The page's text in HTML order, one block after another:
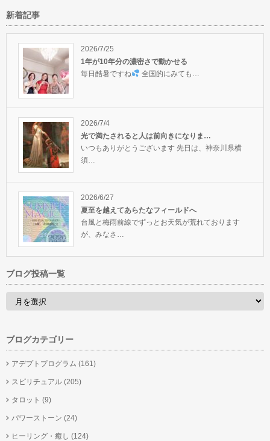
でした！
直伝レイキセミナーでした。レ
イキの効果を…
2022☆新年明けましておめで
とうござい…
瞑想のやり方を考え
して掴んでく…
新着記事
2026/7/25
1年が10年分の濃密さで動かせる
毎日酷暑ですね
全国的にみても…
2026/7/4
光で満たされると人は前向きになりま…
いつもありがとうございます 先日は、神奈川県横
須…
2026/6/27
夏至を越えてあらたなフィールドへ
台風と梅雨前線でずっとお天気が荒れております
が、みなさ…
ブログ投稿一覧
ブログカテゴリー
アデプトプログラム (161)
スピリチュアル (205)
タロット (9)
パワーストーン (24)
ヒーリング・癒し (124)